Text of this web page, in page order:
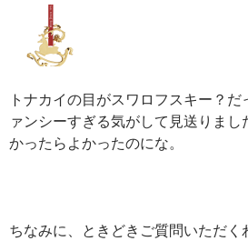
トナカイの目がスワロフスキー？
ァンシーすぎる気がして見送りま
かったらよかったのにな。
ちなみに、ときどきご質問いただく